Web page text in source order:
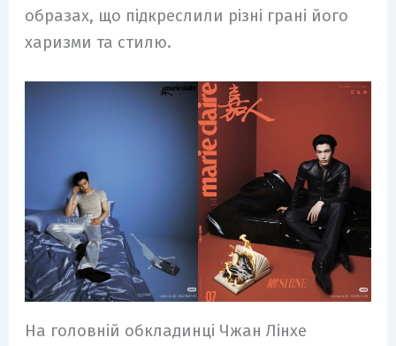
образах, що підкреслили різні грані його
харизми та стилю.
На головній обкладинці Чжан Лінхе